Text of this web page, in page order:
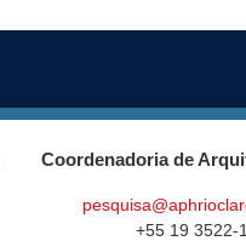
Coordenadoria de
+55 19 3522-